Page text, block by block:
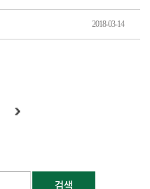
2018-03-14
검색